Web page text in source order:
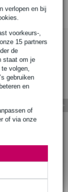
verlopen en bij
voorkeurs-,
15 partners
de
staat om je
volgen,
gebruiken
en
of
of via onze